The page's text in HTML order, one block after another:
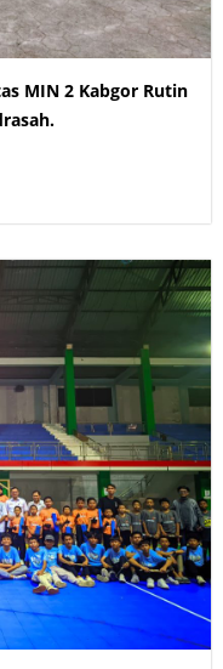
MIN 2 Kabgor Rutin